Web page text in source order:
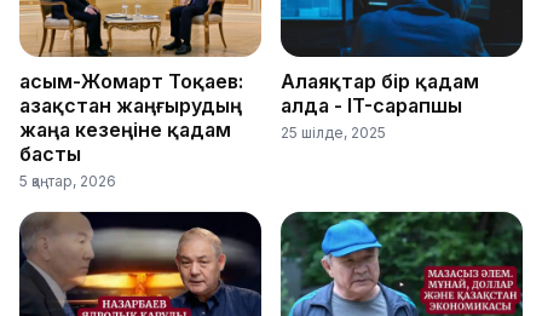
Қасым-Жомарт Тоқаев:
Қазақстан жаңғырудың
жаңа кезеңіне қадам
басты
5 қаңтар, 2026
Алаяқтар бір қадам
алда - IT-сарапшы
25 шілде, 2025